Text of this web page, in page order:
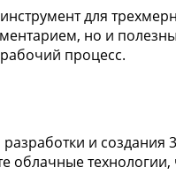
для
но и
процесс.
и создания
облачные